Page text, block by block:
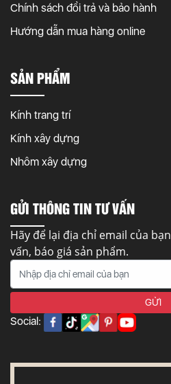
Chính sách đổi trả và bảo hành
Hướng dẫn mua hàng online
SẢN PHẨM
Kính trang trí
Kính xây dựng
Nhôm xây dựng
GỬI THÔNG TIN TƯ VẤN
Hãy để lại địa chỉ email của
vấn, báo giá sản phẩm.
Social: